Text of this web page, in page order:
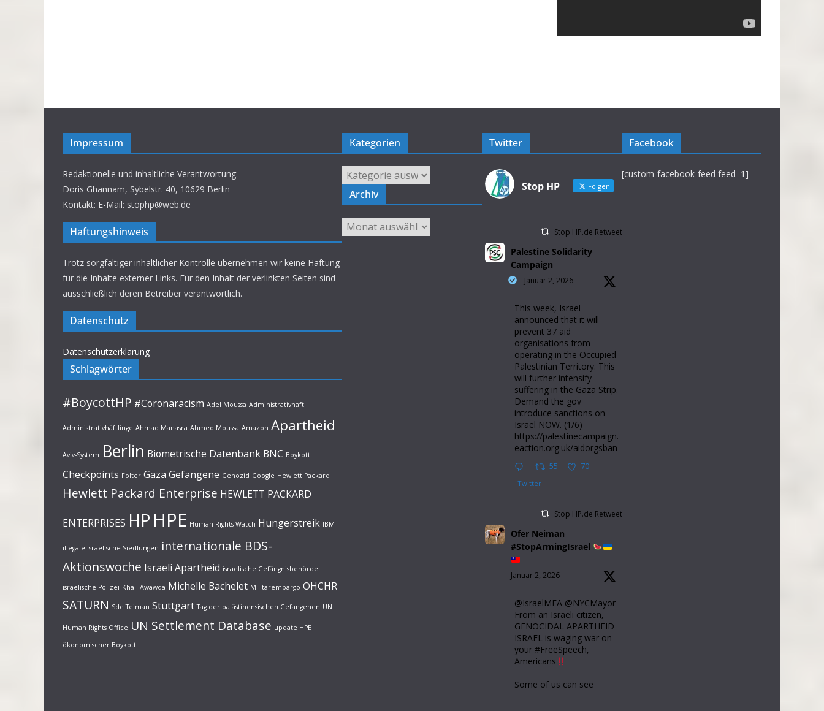
Impressum
Redaktionelle und inhaltliche Verantwortung:
Doris Ghannam, Sybelstr. 40, 10629 Berlin
Kontakt: E-Mail: stophp@web.de
Haftungshinweis
Trotz sorgfältiger inhaltlicher Kontrolle übernehmen wir keine Haftung
für die Inhalte externer Links. Für den Inhalt der verlinkten Seiten sind
ausschließlich deren Betreiber verantwortlich.
Datenschutz
Datenschutzerklärung
Schlagwörter
#BoycottHP #Coronaracism Adel Moussa Administrativhaft
Administrativhäftlinge Ahmad Manasra Ahmed Moussa Amazon Apartheid
Aviv-System Berlin Biometrische Datenbank BNC Boykott
Checkpoints Folter Gaza Gefangene Genozid Google Hewlett Packard
Hewlett Packard Enterprise HEWLETT PACKARD
ENTERPRISES HP HPE Human Rights Watch Hungerstreik IBM
illegale israelische Siedlungen internationale BDS-
Aktionswoche Israeli Apartheid israelische Gefängnisbehörde
israelische Polizei Khali Awawda Michelle Bachelet Militärembargo OHCHR
SATURN Sde Teiman Stuttgart Tag der palästinensischen Gefangenen UN
Human Rights Office UN Settlement Database update HPE
ökonomischer Boykott
Kategorien
Kategorien
Archiv
Archiv
Twitter
Stop HP Folgen
Stop HP.de Retweetet
Palestine Solidarity
Campaign
Januar 2, 2026
This week, Israel
announced that it will
prevent 37 aid
organisations from
operating in the Occupied
Palestinian Territory. This
will further intensify
suffering in the Gaza Strip.
Demand the gov
introduce sanctions on
Israel NOW. (1/6)
https://palestinecampaign.
eaction.org.uk/aidorgsban
55 70
Twitter
Stop HP.de Retweetet
Ofer Neiman
#StopArmingIsrael
Januar 2, 2026
@IsraelMFA @NYCMayor
From an Israeli citizen,
GENOCIDAL APARTHEID
ISRAEL is waging war on
your #FreeSpeech,
Americans
Some of us can see
what's happening here.
Facebook
[custom-facebook-feed feed=1]